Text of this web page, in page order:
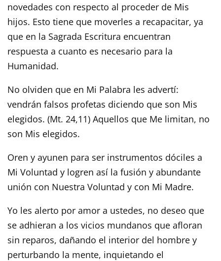
novedades con respecto al proceder de Mis
hijos. Esto tiene que moverles a recapacitar, ya
que en la Sagrada Escritura encuentran
respuesta a cuanto es necesario para la
Humanidad.
No olviden que en Mi Palabra les advertí:
vendrán falsos profetas diciendo que son Mis
elegidos. (Mt. 24,11) Aquellos que Me limitan, no
son Mis elegidos.
Oren y ayunen para ser instrumentos dóciles a
Mi Voluntad y logren así la fusión y abundante
unión con Nuestra Voluntad y con Mi Madre.
Yo les alerto por amor a ustedes, no deseo que
se adhieran a los vicios mundanos que afloran
sin reparos, dañando el interior del hombre y
perturbando la mente, inquietando el